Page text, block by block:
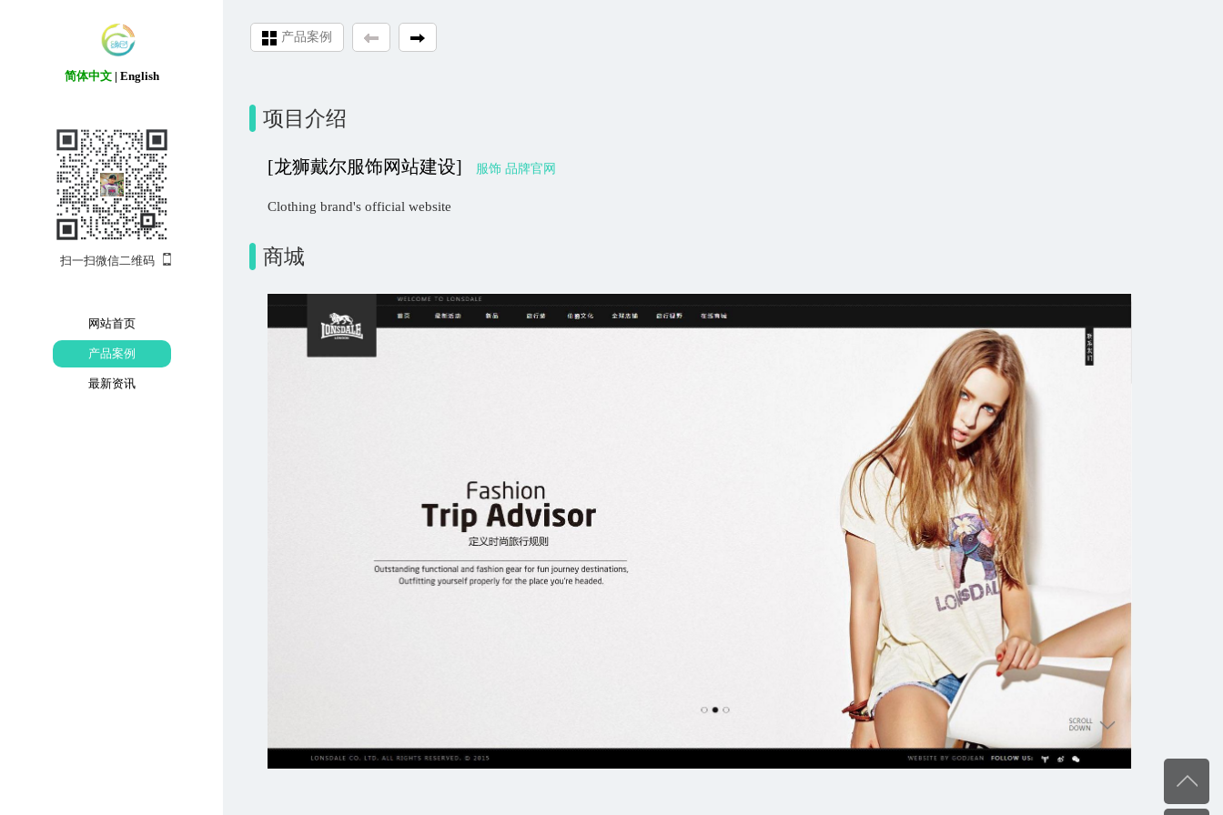
项目介绍
[龙狮戴尔服饰网站建设] 服饰 品牌官网
Clothing brand's official website
商城
产品案例
简体中文| English
扫一扫微信二维码
网站首页
产品案例
最新资讯